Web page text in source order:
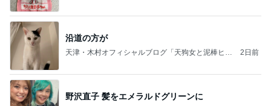
沿道の方が
天津・木村オフィシャルブログ「天狗女と泥棒ヒゲ
2日前
野沢直子 髪をエメラルドグリーンに